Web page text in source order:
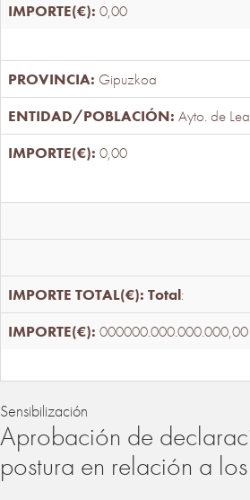
0,00
Gipuzkoa
Ayto. de
0,00
Total:
000000.000.000.000,00
Sensibilización
Aprobación de
postura en relación a